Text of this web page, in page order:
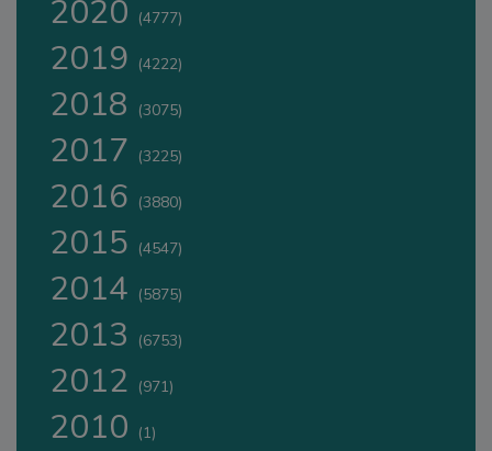
2020 (4777)
2019 (4222)
2018 (3075)
2017 (3225)
2016 (3880)
2015 (4547)
2014 (5875)
2013 (6753)
2012 (971)
2010 (1)